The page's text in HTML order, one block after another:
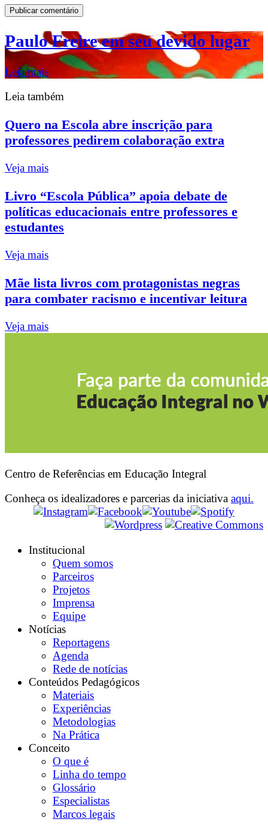
Paulo Freire em seu devido lugar
Leia mais
Leia também
Quero na Escola abre inscrição para
professores pedirem colaboração extra
Veja mais
Livro “Escola Pública” apoia debate de
políticas educacionais entre professores e
estudantes
Veja mais
Mãe lista livros com protagonistas negras
para combater racismo e incentivar leitura
Veja mais
Centro de Referências em Educação Integral
Conheça os idealizadores e parcerias da iniciativa aqui.
Institucional
Quem somos
Parceiros
Projetos
Imprensa
Equipe
Notícias
Reportagens
Agenda
Rede de notícias
Conteúdos Pedagógicos
Materiais
Experiências
Metodologias
Na Prática
Conceito
O que é
Linha do tempo
Glossário
Especialistas
Marcos legais